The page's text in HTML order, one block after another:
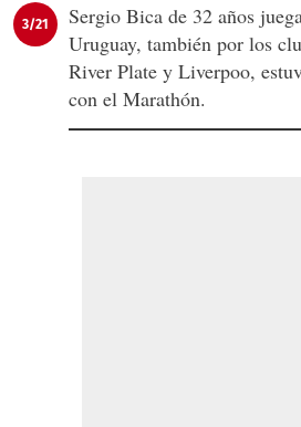
3/21
Sergio Bica de 32 años
Uruguay, también por los
River Plate y Liverpoo,
con el Marathón.